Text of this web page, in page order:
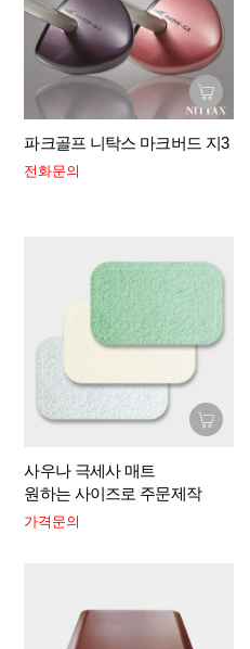
파크골프 니탁스 마크버드 지3
전화문의
사우나 극세사 매트
원하는 사이즈로 주문제작
가격문의